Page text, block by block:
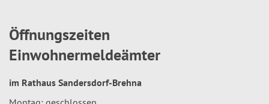
Öffnungszeiten
Einwohnermeldeämter
im Rathaus Sandersdorf-Brehna